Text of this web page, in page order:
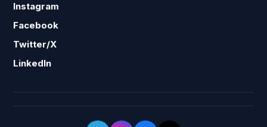
Instagram
Facebook
Twitter/X
LinkedIn